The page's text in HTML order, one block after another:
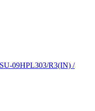
09HPL303/R3(IN) /